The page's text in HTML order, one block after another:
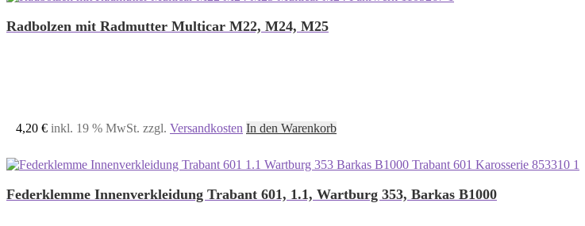
Radbolzen mit Radmutter Multicar M22, M24, M25
4,20 € inkl. 19 % MwSt. zzgl. Versandkosten In den Warenkorb
Federklemme Innenverkleidung Trabant 601, 1.1, Wartburg 353, Barkas B1000